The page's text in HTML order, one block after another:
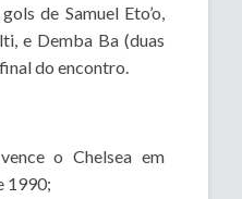
de Samuel Eto’o,
e Demba Ba (duas
do encontro.
o Chelsea em
1990;